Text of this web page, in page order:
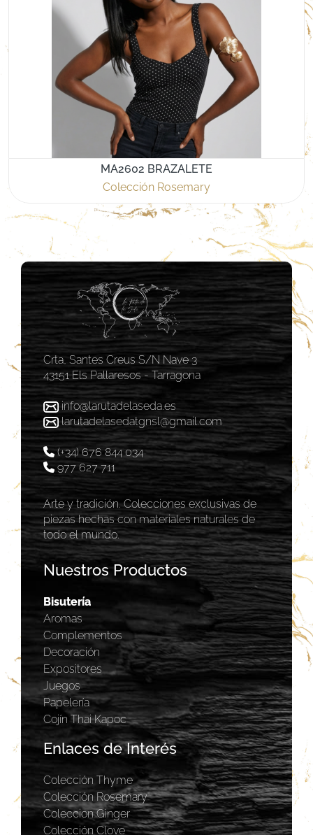
MA2602 BRAZALETE
Colección Rosemary
Crta, Santes Creus S/N Nave 3
43151 Els Pallaresos - Tarragona
info@larutadelaseda.es
larutadelasedatgnsl@gmail.com
(+34) 676 844 034
977 627 711
Arte y tradición. Colecciones exclusivas de
piezas hechas con materiales naturales de
todo el mundo.
Nuestros Productos
Bisutería
Aromas
Complementos
Decoración
Expositores
Juegos
Papelería
Cojín Thai Kapoc
Enlaces de Interés
Colección Thyme
Colección Rosemary
Coleccion Ginger
Colección Clove